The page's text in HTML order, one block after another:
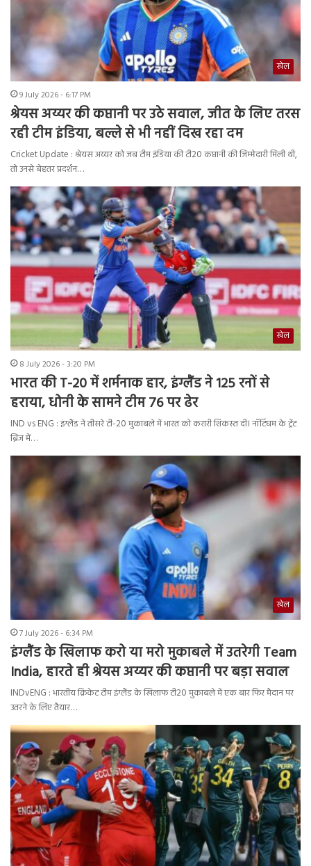
खेल
9 July 2026 - 6:17 PM
श्रेयस अय्यर की कप्तानी पर उठे सवाल, जीत के लिए तरस
रही टीम इंडिया, बल्ले से भी नहीं दिख रहा दम
Cricket Update : श्रेयस अय्यर को जब टीम इंडिया की टी20 कप्तानी की जिम्मेदारी मिली थी,
तो उनसे बेहतर प्रदर्शन…
खेल
8 July 2026 - 3:20 PM
भारत की T-20 में शर्मनाक हार, इंग्लैंड ने 125 रनों से
हराया, धोनी के सामने टीम 76 पर ढेर
IND vs ENG : इंग्लैंड ने तीसरे टी-20 मुकाबले में भारत को करारी शिकस्त दी। नॉटिंघम के ट्रेंट
ब्रिज में…
खेल
7 July 2026 - 6:34 PM
इंग्लैंड के खिलाफ करो या मरो मुकाबले में उतरेगी Team
India, हारते ही श्रेयस अय्यर की कप्तानी पर बड़ा सवाल
INDvENG : भारतीय क्रिकेट टीम इंग्लैंड के खिलाफ टी20 मुकाबले में एक बार फिर मैदान पर
उतरने के लिए तैयार…